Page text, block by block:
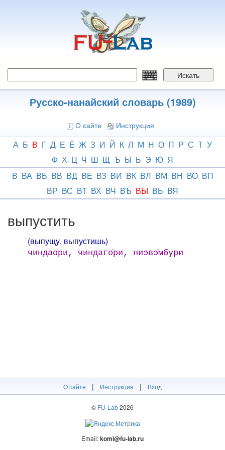
Искать
Русско-нанайский словарь (1989)
О сайте Инструкция
А Б В Г Д Е Ё Ж З И Й К Л М Н О П Р С Т У
Ф Х Ц Ч Ш Щ Ъ Ы Ь Э Ю Я
В ВА ВБ ВВ ВД ВЕ ВЗ ВИ ВК ВЛ ВМ ВН ВО ВП
ВР ВС ВТ ВХ ВЧ ВЪ ВЫ ВЬ ВЯ
выпустить
(выпущу, выпустишь)
чиндаори, чиндаго̄ри, ниэвэ̄мбури
О сайте | Инструкция | Вход
© FU-Lab2026
Email:komi@fu-lab.ru